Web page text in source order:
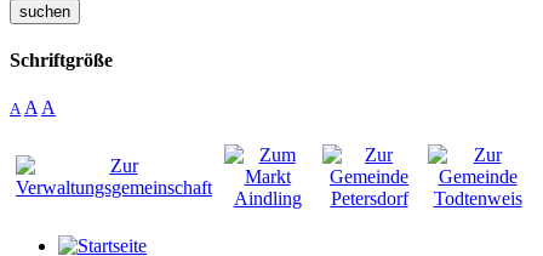
suchen
Schriftgröße
A A A